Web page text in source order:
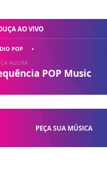
PEÇA SUA MÚSICA
AO VIVO
POP
AGORA
POP Music